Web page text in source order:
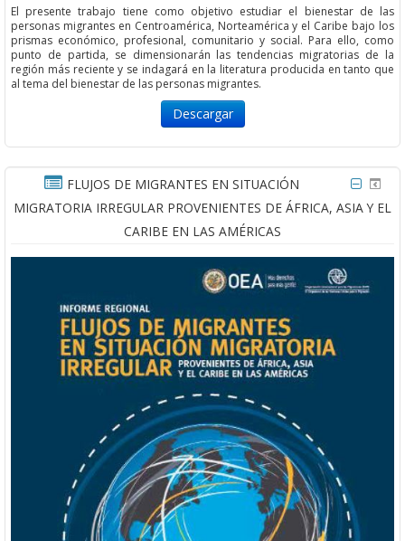
El presente trabajo tiene como objetivo estudiar el bienestar de las
personas migrantes en Centroamérica, Norteamérica y el Caribe bajo los
prismas económico, profesional, comunitario y social. Para ello, como
punto de partida, se dimensionarán las tendencias migratorias de la
región más reciente y se indagará en la literatura producida en tanto que
al tema del bienestar de las personas migrantes.
Descargar
FLUJOS DE MIGRANTES EN SITUACIÓN
MIGRATORIA IRREGULAR PROVENIENTES DE ÁFRICA, ASIA Y EL
CARIBE EN LAS AMÉRICAS